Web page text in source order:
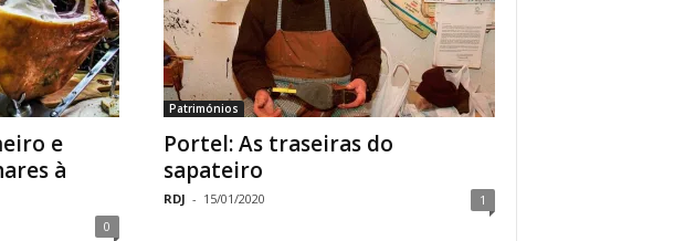
e
à
0
Patrimónios
Portel: As traseiras do
sapateiro
RDJ - 15/01/2020 1